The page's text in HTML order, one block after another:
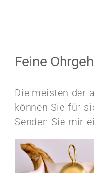
Feine
Die meisten der
können Sie für
Senden Sie mir